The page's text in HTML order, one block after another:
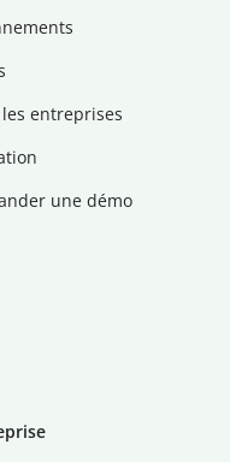
les entreprises
une démo